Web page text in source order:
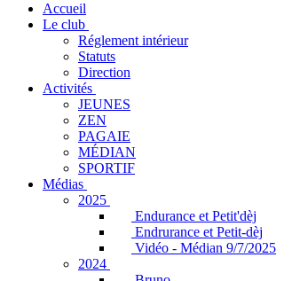
Accueil
Le club
Réglement intérieur
Statuts
Direction
Activités
JEUNES
ZEN
PAGAIE
MÉDIAN
SPORTIF
Médias
2025
Endurance et Petit'dèj
Endrurance et Petit-dèj
Vidéo - Médian 9/7/2025
2024